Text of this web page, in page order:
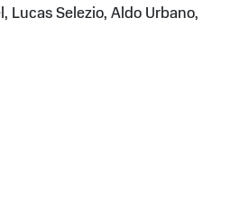
Lucas Selezio, Aldo Urbano,